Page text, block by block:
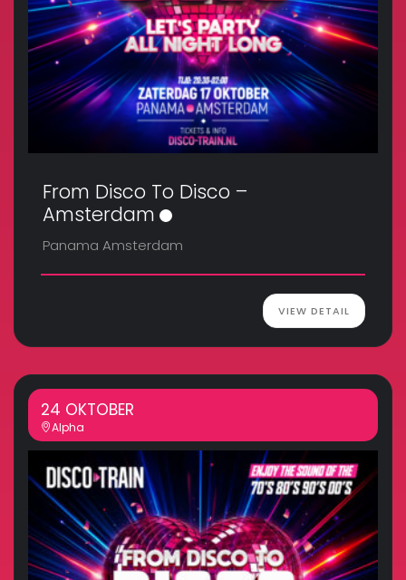
From Disco To Disco –
Amsterdam
Panama Amsterdam
VIEW DETAIL
24 OKTOBER
Alpha